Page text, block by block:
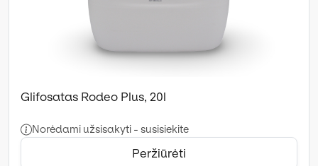
Glifosatas Rodeo Plus, 20l
Norėdami užsisakyti - susisiekite
Peržiūrėti